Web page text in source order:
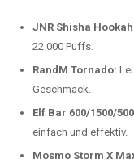
JNR Shisha
22.000 Puffs.
RandM Tornado:
Geschmack.
Elf Bar 600/1500/
einfach und effektiv.
Mosmo Storm X